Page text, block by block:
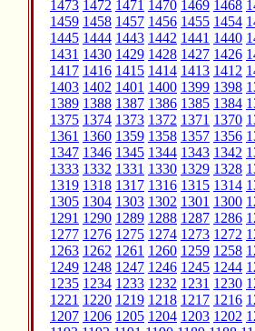
1473 1472 1471 1470 1469 1468
1459 1458 1457 1456 1455 1454
1445 1444 1443 1442 1441 1440
1431 1430 1429 1428 1427 1426
1417 1416 1415 1414 1413 1412
1403 1402 1401 1400 1399 1398
1389 1388 1387 1386 1385 1384
1375 1374 1373 1372 1371 1370
1361 1360 1359 1358 1357 1356
1347 1346 1345 1344 1343 1342
1333 1332 1331 1330 1329 1328
1319 1318 1317 1316 1315 1314
1305 1304 1303 1302 1301 1300
1291 1290 1289 1288 1287 1286
1277 1276 1275 1274 1273 1272
1263 1262 1261 1260 1259 1258
1249 1248 1247 1246 1245 1244
1235 1234 1233 1232 1231 1230
1221 1220 1219 1218 1217 1216
1207 1206 1205 1204 1203 1202